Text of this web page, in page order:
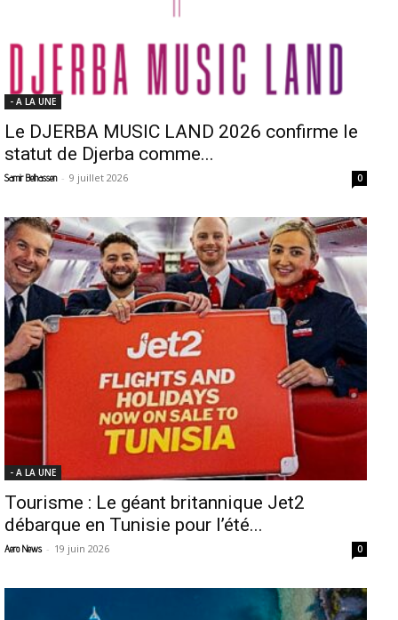
- A LA UNE
Le DJERBA MUSIC LAND 2026 confirme le
statut de Djerba comme...
Samir Belhassen - 9 juillet 2026 0
- A LA UNE
Tourisme : Le géant britannique Jet2
débarque en Tunisie pour l’été...
Aero News - 19 juin 2026 0